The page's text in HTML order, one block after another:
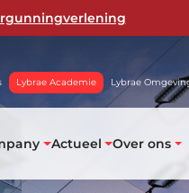
Lybrae Academie Lybrae
Actueel Over ons